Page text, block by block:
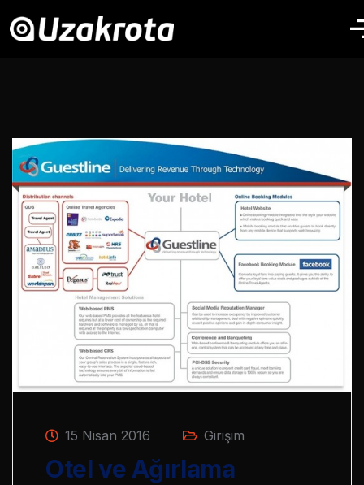
15 Nisan 2016 Girişim
Otel ve Ağırlama